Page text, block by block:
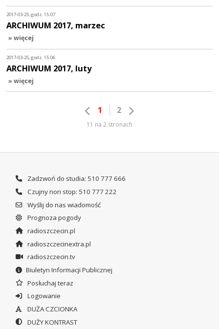
2017-03-25, godz. 15:07
ARCHIWUM 2017, marzec
» więcej
2017-03-25, godz. 15:06
ARCHIWUM 2017, luty
» więcej
1 2
11 na 2 stronach
Zadzwoń do studia: 510 777 666
Czujny non stop: 510 777 222
Wyślij do nas wiadomość
Prognoza pogody
radioszczecin.pl
radioszczecinextra.pl
radioszczecin.tv
Biuletyn Informacji Publicznej
Posłuchaj teraz
Logowanie
DUŻA CZCIONKA
DUŻY KONTRAST